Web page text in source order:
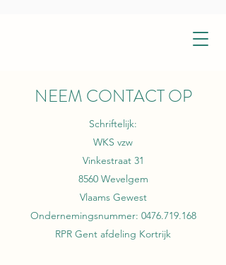
NEEM CONTACT OP
Schriftelijk:
WKS vzw
Vinkestraat 31
8560 Wevelgem
Vlaams Gewest
Ondernemingsnummer: 0476.719.168
RPR Gent afdeling Kortrijk